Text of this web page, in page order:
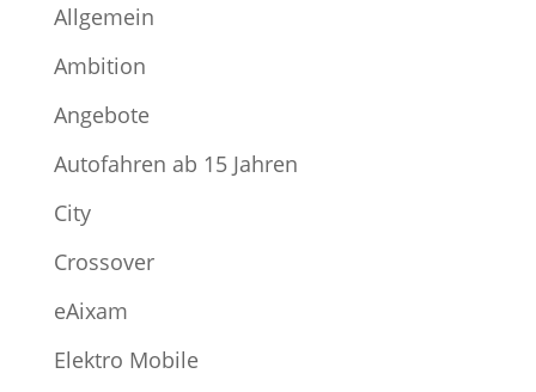
Allgemein
Ambition
Angebote
Autofahren ab 15 Jahren
City
Crossover
eAixam
Elektro Mobile